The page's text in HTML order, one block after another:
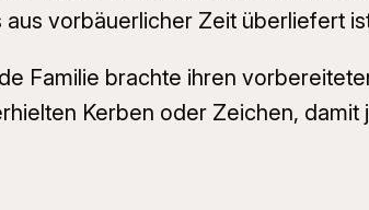
vorbäuerlicher Zeit überliefert
Familie brachte ihren
Kerben oder Zeichen, damit